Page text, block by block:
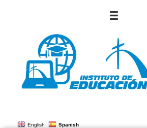
English Spanish